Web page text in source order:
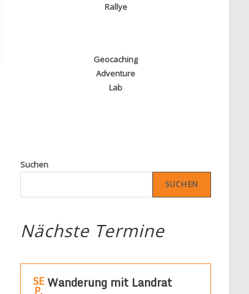
Rallye
Geocaching
Adventure
Lab
Suchen
SUCHEN
Nächste Termine
SE
P. Wanderung mit Landrat